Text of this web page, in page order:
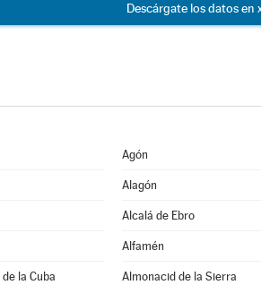
Descárgate los datos en
Agón
Alagón
Alcalá de Ebro
Alfamén
la Cuba Almonacid de la Sierra